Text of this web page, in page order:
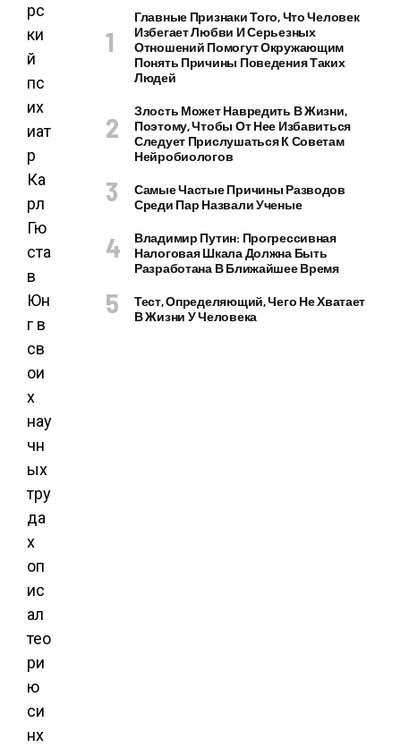
рс
ки
й
пс
их
иат
р
Ка
рл
Гю
ста
в
Юн
г в
св
ои
х
нау
чн
ых
тру
да
х
оп
ис
ал
тео
ри
ю
си
нх
Главные Признаки Того, Что Человек
Избегает Любви И Серьезных
Отношений Помогут Окружающим
Понять Причины Поведения Таких
Людей
Злость Может Навредить В Жизни,
Поэтому, Чтобы От Нее Избавиться
Следует Прислушаться К Советам
Нейробиологов
Самые Частые Причины Разводов
Среди Пар Назвали Ученые
Владимир Путин: Прогрессивная
Налоговая Шкала Должна Быть
Разработана В Ближайшее Время
Тест, Определяющий, Чего Не Хватает
В Жизни У Человека